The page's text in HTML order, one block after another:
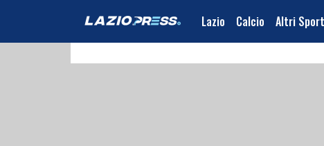
Lazio Calcio Altri Sport